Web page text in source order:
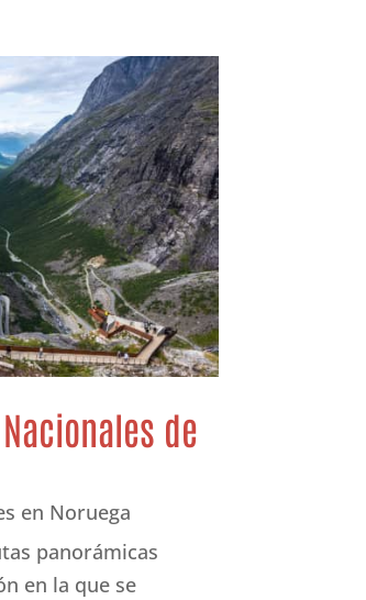
de
en Noruega
panorámicas
en la que se